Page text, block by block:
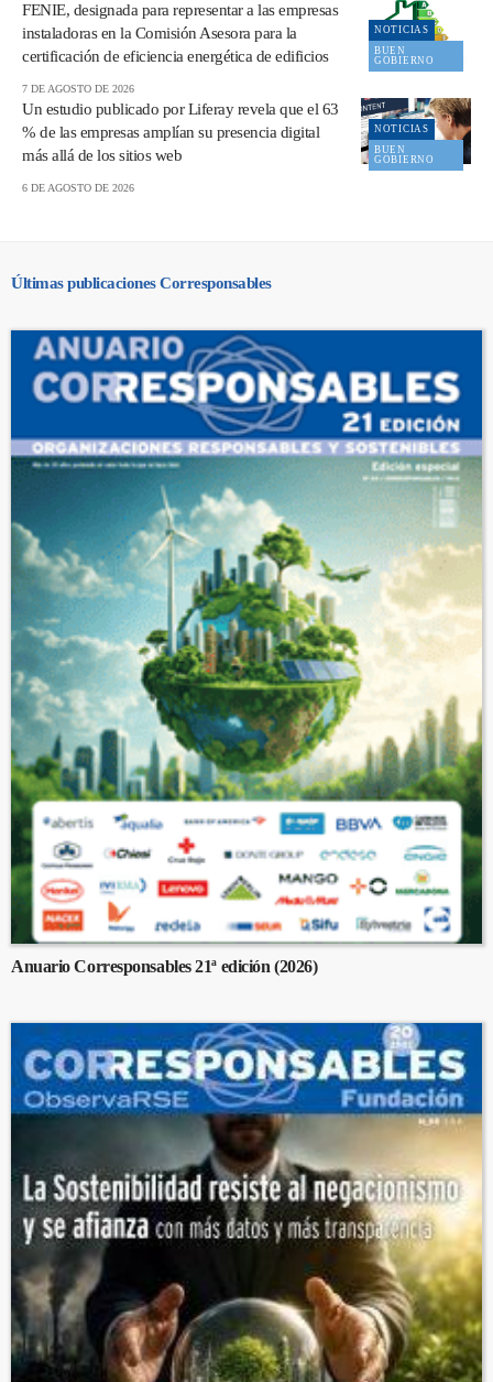
NOTICIAS
BUEN
GOBIERNO
FENIE, designada para representar a las empresas
instaladoras en la Comisión Asesora para la
certificación de eficiencia energética de edificios
7 DE AGOSTO DE 2026
NOTICIAS
BUEN
GOBIERNO
Un estudio publicado por Liferay revela que el 63
% de las empresas amplían su presencia digital
más allá de los sitios web
6 DE AGOSTO DE 2026
Últimas publicaciones Corresponsables
Anuario Corresponsables 21ª edición (2026)